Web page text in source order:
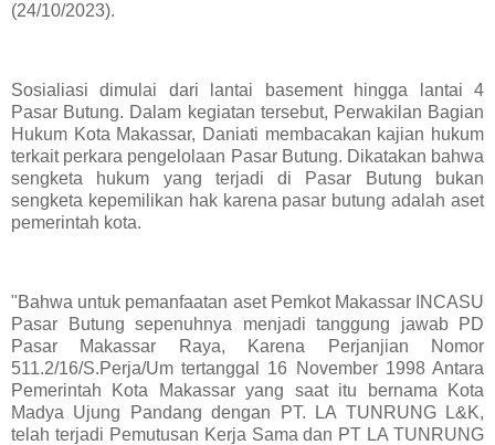
(24/10/2023).
Sosialiasi dimulai dari lantai basement hingga lantai 4
Pasar Butung. Dalam kegiatan tersebut, Perwakilan Bagian
Hukum Kota Makassar, Daniati membacakan kajian hukum
terkait perkara pengelolaan Pasar Butung. Dikatakan bahwa
sengketa hukum yang terjadi di Pasar Butung bukan
sengketa kepemilikan hak karena pasar butung adalah aset
pemerintah kota.
"Bahwa untuk pemanfaatan aset Pemkot Makassar INCASU
Pasar Butung sepenuhnya menjadi tanggung jawab PD
Pasar Makassar Raya, Karena Perjanjian Nomor
511.2/16/S.Perja/Um tertanggal 16 November 1998 Antara
Pemerintah Kota Makassar yang saat itu bernama Kota
Madya Ujung Pandang dengan PT. LA TUNRUNG L&K,
telah terjadi Pemutusan Kerja Sama dan PT LA TUNRUNG